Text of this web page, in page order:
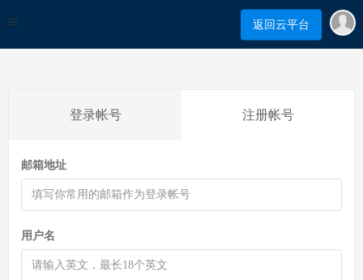
返回云平台
登录帐号 注册帐号
邮箱地址
用户名